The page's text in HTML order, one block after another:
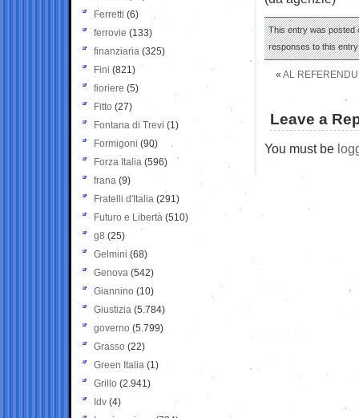
This entry was posted
responses to this
« AL
Leave a
You must be
Ferretti (6)
ferrovie (133)
finanziaria (325)
Fini (821)
fioriere (5)
Fitto (27)
Fontana di Trevi (1)
Formigoni (90)
Forza Italia (596)
frana (9)
Fratelli d'Italia (291)
Futuro e Libertà (510)
g8 (25)
Gelmini (68)
Genova (542)
Giannino (10)
Giustizia (5.784)
governo (5.799)
Grasso (22)
Green Italia (1)
Grillo (2.941)
Idv (4)